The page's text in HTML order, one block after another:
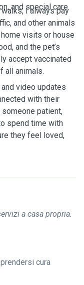
and special care
I always pay
and other animals
visits or house
and the pet’s
accept vaccinated
all animals.
video updates
with their
patient,
spend time with
they feel loved,
a casa propria.
cura